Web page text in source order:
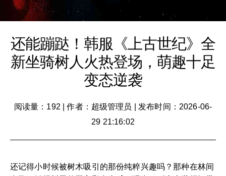
还能蹦跶！韩服《上古世纪》全
新坐骑树人火热登场，萌趣十足
变态逆袭
阅读量：192 |作者：超级管理员
发布时间：2026-06-
29 21:16:02
还记得小时候被树木吸引的那份纯粹兴趣吗？那种在林间